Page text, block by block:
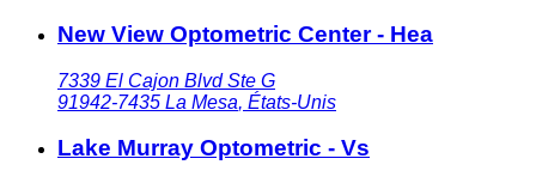
New View Optometric Center - Hea
7339 El Cajon Blvd Ste G
91942-7435 La Mesa, États-Unis
Lake Murray Optometric - Vs